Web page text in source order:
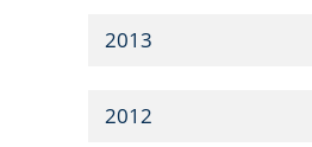
2013
2012